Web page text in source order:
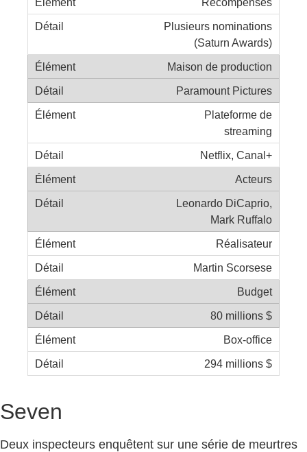
Plusieurs nominations
(Saturn Awards)
Maison de production
Paramount Pictures
Plateforme de
streaming
Netflix, Canal+
Acteurs
Leonardo DiCaprio,
Mark Ruffalo
Réalisateur
Martin Scorsese
Budget
80 millions $
Box-office
294 millions $
Seven
Deux inspecteurs enquêtent sur une série de meurtres